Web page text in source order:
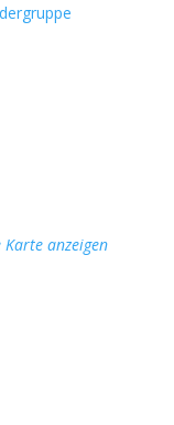
Karte anzeigen